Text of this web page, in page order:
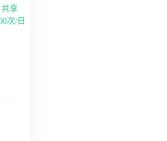
共享
次/日